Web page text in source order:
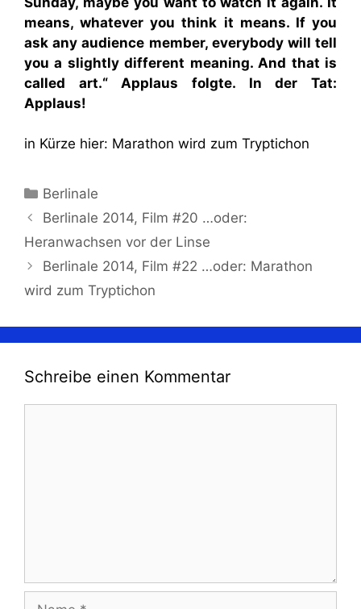
means, whatever you think it means. If you
ask any audience member, everybody will tell
you a slightly different meaning. And that is
called art.“ Applaus folgte. In der Tat:
Applaus!
in Kürze hier: Marathon wird zum Tryptichon
Kategorien
Berlinale
Berlinale 2014, Film #20 …oder:
Heranwachsen vor der Linse
Berlinale 2014, Film #22 …oder: Marathon
wird zum Tryptichon
Schreibe einen Kommentar
Name